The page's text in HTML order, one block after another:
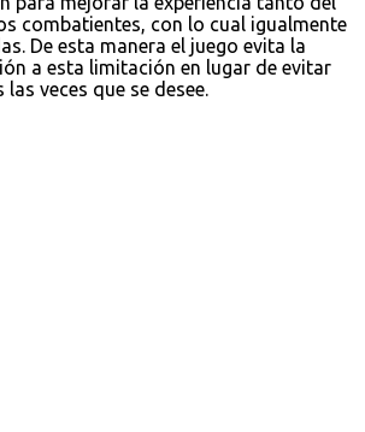
combatientes, con lo cual igualmente
De esta manera el juego evita la
a esta limitación en lugar de evitar
veces que se desee.